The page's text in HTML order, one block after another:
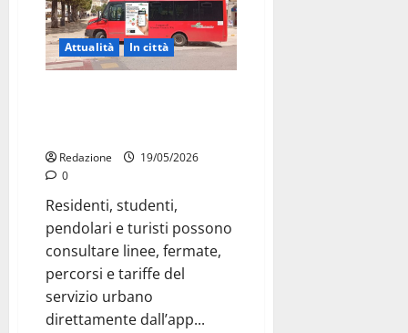
Attualità In città
Redazione
19/05/2026
0
Residenti, studenti,
pendolari e turisti possono
consultare linee, fermate,
percorsi e tariffe del
servizio urbano
direttamente dall’app...